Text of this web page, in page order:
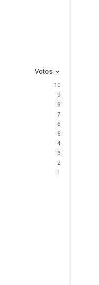
Votos
10
9
8
7
6
5
4
3
2
1